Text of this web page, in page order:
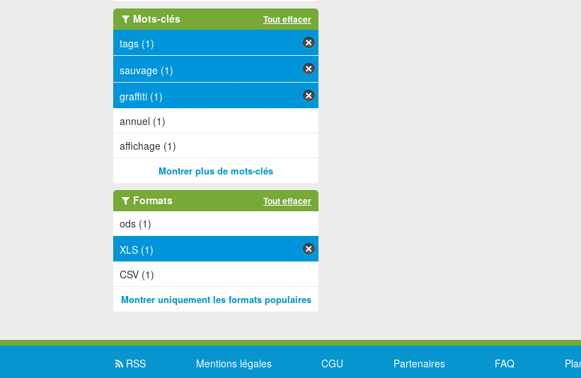
Mots-clés Tout effacer
tags (1)
sauvage (1)
graffiti (1)
annuel (1)
affichage (1)
Montrer plus de mots-clés
Formats Tout effacer
ods (1)
XLS (1)
CSV (1)
Montrer uniquement les formats populaires
RSS Mentions légales CGU Partenaires FAQ